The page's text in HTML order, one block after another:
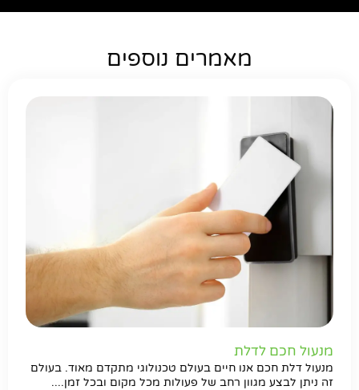
מאמרים נוספים
מנעול חכם לדלת
מנעול דלת חכם אנו חיים בעולם טכנולוגי מתקדם מאוד. בעולם
זה ניתן לבצע מגוון רחב של פעולות מכל מקום ובכל זמן....